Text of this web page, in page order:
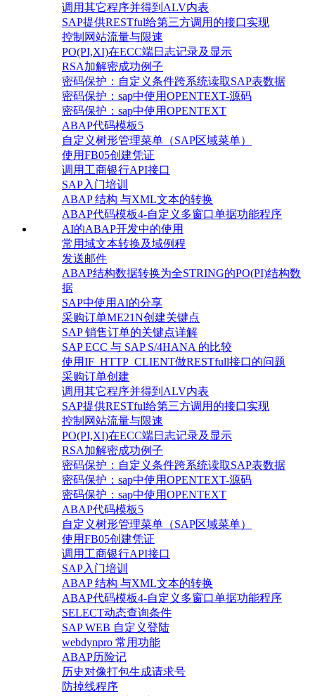
调用其它程序并得到ALV内表
SAP提供RESTful给第三方调用的接口实现
控制网站流量与限速
PO(PI,XI)在ECC端日志记录及显示
RSA加解密成功例子
密码保护：自定义条件跨系统读取SAP表数据
密码保护：sap中使用OPENTEXT-源码
密码保护：sap中使用OPENTEXT
ABAP代码模板5
自定义树形管理菜单（SAP区域菜单）
使用FB05创建凭证
调用工商银行API接口
SAP入门培训
ABAP 结构 与XML文本的转换
ABAP代码模板4-自定义多窗口单据功能程序
AI的ABAP开发中的使用
常用域文本转换及域例程
发送邮件
ABAP结构数据转换为全STRING的PO(PI)结构数
据
SAP中使用AI的分享
采购订单ME21N创建关键点
SAP 销售订单的关键点详解
SAP ECC 与 SAP S/4HANA 的比较
使用IF_HTTP_CLIENT做RESTfull接口的问题
采购订单创建
调用其它程序并得到ALV内表
SAP提供RESTful给第三方调用的接口实现
控制网站流量与限速
PO(PI,XI)在ECC端日志记录及显示
RSA加解密成功例子
密码保护：自定义条件跨系统读取SAP表数据
密码保护：sap中使用OPENTEXT-源码
密码保护：sap中使用OPENTEXT
ABAP代码模板5
自定义树形管理菜单（SAP区域菜单）
使用FB05创建凭证
调用工商银行API接口
SAP入门培训
ABAP 结构 与XML文本的转换
ABAP代码模板4-自定义多窗口单据功能程序
SELECT动态查询条件
SAP WEB 自定义登陆
webdynpro 常用功能
ABAP历险记
历史对像打包生成请求号
防掉线程序